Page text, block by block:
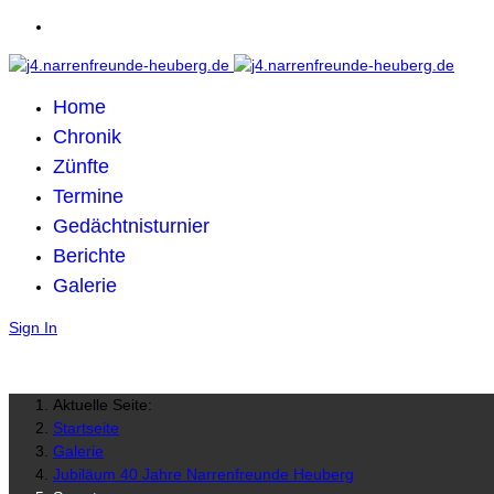
Home
Chronik
Zünfte
Termine
Gedächtnisturnier
Berichte
Galerie
Sign In
Aktuelle Seite:
Startseite
Galerie
Jubiläum 40 Jahre Narrenfreunde Heuberg